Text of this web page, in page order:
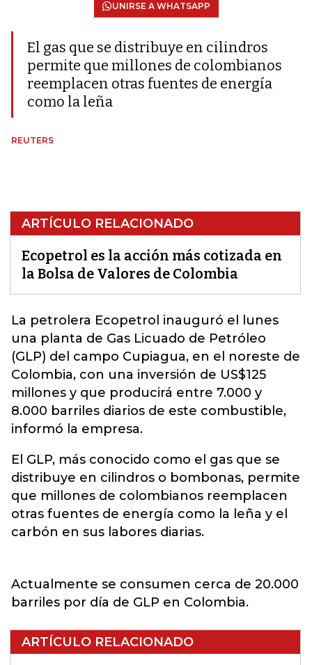
UNIRSE A WHATSAPP
El gas que se distribuye en cilindros
permite que millones de colombianos
reemplacen otras fuentes de energía
como la leña
REUTERS
ARTÍCULO RELACIONADO
Ecopetrol es la acción más cotizada en
la Bolsa de Valores de Colombia
La petrolera Ecopetrol inauguró el lunes
una planta de Gas Licuado de Petróleo
(GLP) del campo Cupiagua, en el noreste de
Colombia, con una inversión de US$125
millones y que producirá entre 7.000 y
8.000 barriles diarios de este combustible,
informó la empresa.
El GLP, más conocido como el gas que se
distribuye en cilindros o bombonas, permite
que millones de colombianos reemplacen
otras fuentes de energía como la leña y el
carbón en sus labores diarias.
Actualmente se consumen cerca de 20.000
barriles por día de GLP en Colombia.
ARTÍCULO RELACIONADO